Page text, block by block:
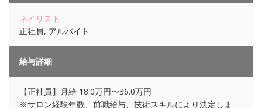
ネイリスト
正社員, アルバイト
給与詳細
【正社員】月給 18.0万円〜36.0万円
※サロン経験年数、前職給与、技術スキルにより決定しま